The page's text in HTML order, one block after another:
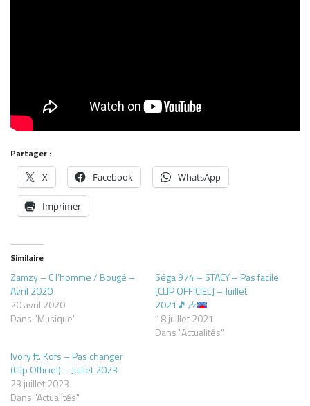
Partager :
X Facebook WhatsApp
Imprimer
Similaire
Zamzy – C l’homme / Bougé –
Avril 2020
20 avril 2020
Dans "Musique"
Séga 974 – STACY – Pas facile
[CLIP OFFICIEL] – Juillet
2021 🎵🎶
18 juillet 2021
Dans "Actualités"
Ivory ft. Kofs – Pas changer
(Clip Officiel) – Juillet 2023
23 juillet 2023
Dans "Actualités"